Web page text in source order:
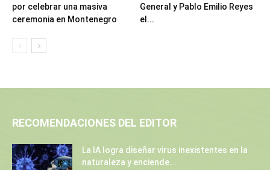
por celebrar una masiva
ceremonia en Montenegro
General y Pablo Emilio Reyes
el...
RECOMENDACIONES DEL EDITOR
La IA logra diseñar virus inexistentes en la
naturaleza y enciende...